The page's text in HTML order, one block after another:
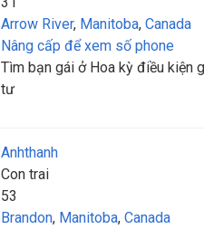
Arrow River, Manitoba, Canada
Nâng cấp để xem số phone
Tìm bạn gái ở Hoa kỳ điều kiện
tư
Anhthanh
Con trai
53
Brandon, Manitoba, Canada